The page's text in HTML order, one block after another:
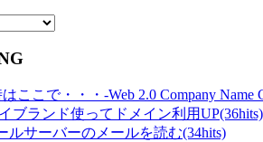
ここで・・・-Web 2.0 Company Name
ブランド使ってドメイン利用UP(36hits)
ルサーバーのメールを読む(34hits)